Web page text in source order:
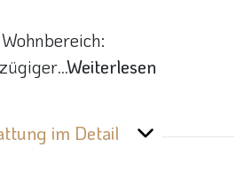
Wohnbereich:
...Weiterlesen
im Detail